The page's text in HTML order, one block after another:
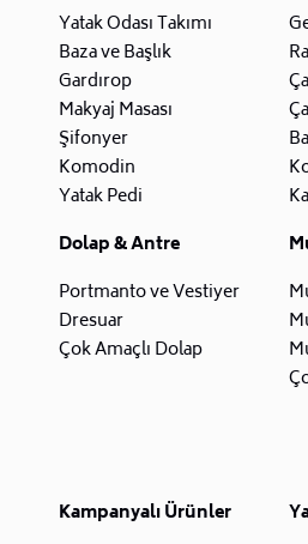
Yatak Odası Takımı
Baza ve Başlık
Gardırop
Makyaj Masası
Şifonyer
Komodin
Yatak Pedi
Dolap & Antre
Portmanto ve Vestiyer
Dresuar
Çok Amaçlı Dolap
Kampanyalı Ürünler